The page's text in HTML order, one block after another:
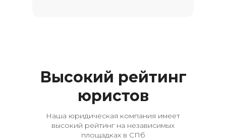
Высокий рейтинг
юристов
Наша юридическая компания имеет
высокий рейтинг на независимых
площадках в СПб